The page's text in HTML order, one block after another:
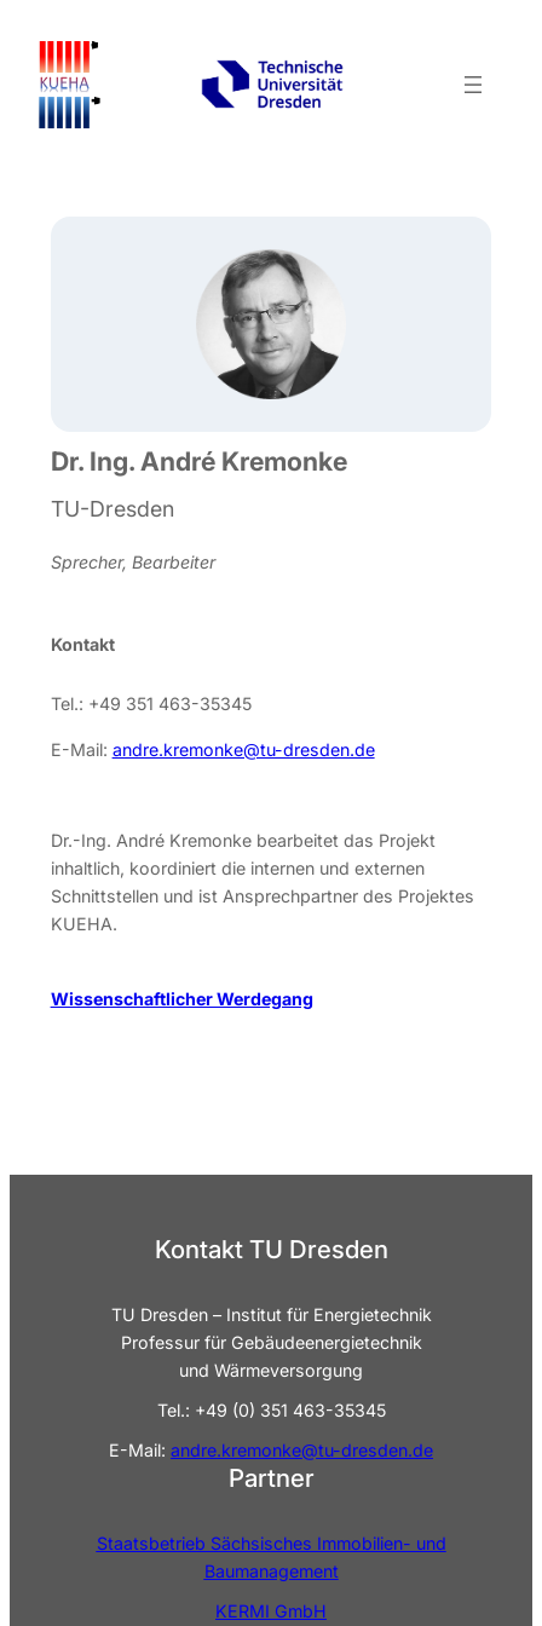
Dr. Ing. André Kremonke
TU-Dresden
Sprecher, Bearbeiter
Kontakt
Tel.: +49 351 463-35345
E-Mail: andre.kremonke@tu-dresden.de
Dr.-Ing. André Kremonke bearbeitet das Projekt
inhaltlich, koordiniert die internen und externen
Schnittstellen und ist Ansprechpartner des Projektes
KUEHA.
Wissenschaftlicher Werdegang
Kontakt TU Dresden
TU Dresden – Institut für Energietechnik
Professur für Gebäudeenergietechnik
und Wärmeversorgung
Tel.: +49 (0) 351 463-35345
E-Mail: andre.kremonke@tu-dresden.de
Partner
Staatsbetrieb Sächsisches Immobilien- und
Baumanagement
KERMI GmbH